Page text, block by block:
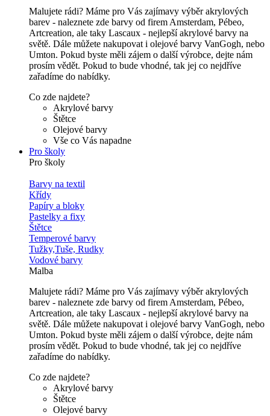
Malujete rádi? Máme pro Vás zajímavy výběr akrylových
barev - naleznete zde barvy od firem Amsterdam, Pébeo,
Artcreation, ale taky Lascaux - nejlepší akrylové barvy na
světě. Dále můžete nakupovat i olejové barvy VanGogh, nebo
Umton. Pokud byste měli zájem o další výrobce, dejte nám
prosím vědět. Pokud to bude vhodné, tak jej co nejdříve
zařadíme do nabídky.
Co zde najdete?
Akrylové barvy
Štětce
Olejové barvy
Vše co Vás napadne
Pro školy
Pro školy
Barvy na textil
Křídy
Papíry a bloky
Pastelky a fixy
Štětce
Temperové barvy
Tužky,Tuše, Rudky
Vodové barvy
Malba
Malujete rádi? Máme pro Vás zajímavy výběr akrylových
barev - naleznete zde barvy od firem Amsterdam, Pébeo,
Artcreation, ale taky Lascaux - nejlepší akrylové barvy na
světě. Dále můžete nakupovat i olejové barvy VanGogh, nebo
Umton. Pokud byste měli zájem o další výrobce, dejte nám
prosím vědět. Pokud to bude vhodné, tak jej co nejdříve
zařadíme do nabídky.
Co zde najdete?
Akrylové barvy
Štětce
Olejové barvy